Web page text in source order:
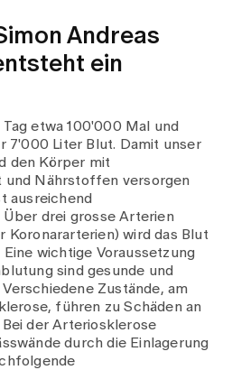
Andreas
ein
etwa 100'000 Mal und
7'000 Liter Blut. Damit unser
den Körper mit
Nährstoffen versorgen
ausreichend
drei grosse Arterien
Koronararterien) wird das Blut
wichtige Voraussetzung
sind gesunde und
Zustände, am
führen zu Schäden an
der Arteriosklerose
durch die Einlagerung